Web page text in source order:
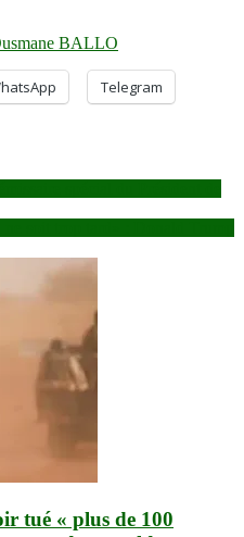
BALLO
Telegram
tué « plus de 100